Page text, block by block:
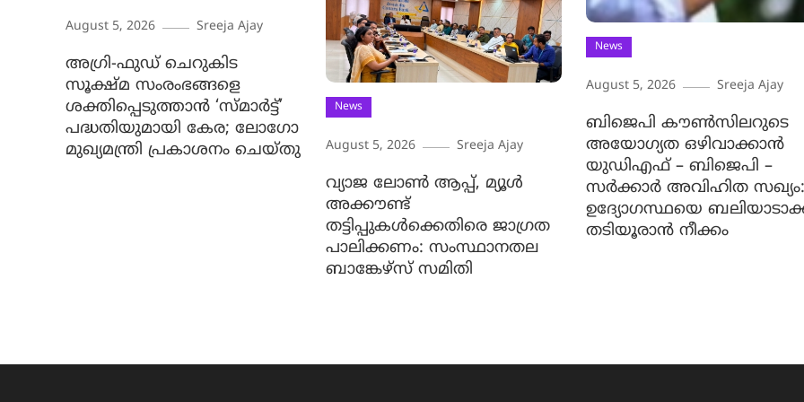
August 5, 2026 Sreeja Ajay
അഗ്രി-ഫുഡ് ചെറുകിട
സൂക്ഷ്മ സംരംഭങ്ങളെ
ശക്തിപ്പെടുത്താന്‍ ‘സ്മാര്‍ട്ട്’
പദ്ധതിയുമായി കേര; ലോഗോ
മുഖ്യമന്ത്രി പ്രകാശനം ചെയ്തു
News
August 5, 2026 Sreeja Ajay
വ്യാജ ലോൺ ആപ്പ്, മ്യൂൾ
അക്കൗണ്ട്
തട്ടിപ്പുകൾക്കെതിരെ ജാ​ഗ്രത
പാലിക്കണം: സംസ്ഥാനതല
ബാങ്കേഴ്സ് സമിതി
News
August 5, 2026 Sreeja Ajay
ബിജെപി കൗൺസിലറുടെ
അയോഗ്യത ഒഴിവാക്കാൻ
യുഡിഎഫ് – ബിജെപി –
സർക്കാർ അവിഹിത
ഉദ്യോഗസ്ഥയെ
തടിയൂരാൻ നീക്കം